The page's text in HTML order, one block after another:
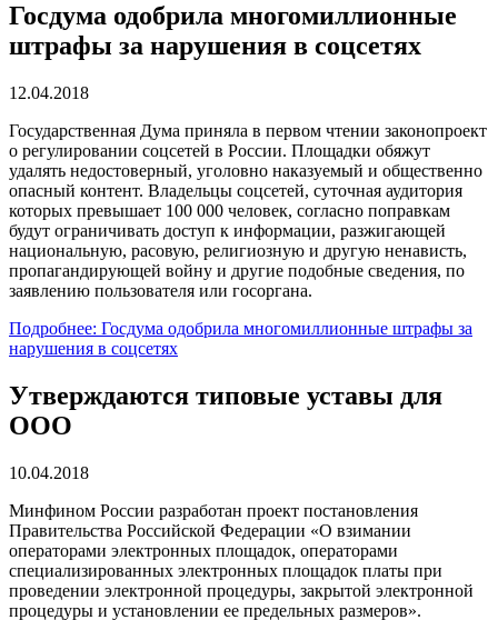
Госдума одобрила многомиллионные
штрафы за нарушения в соцсетях
12.04.2018
Государственная Дума приняла в первом чтении законопроект
о регулировании соцсетей в России. Площадки обяжут
удалять недостоверный, уголовно наказуемый и общественно
опасный контент. Владельцы соцсетей, суточная аудитория
которых превышает 100 000 человек, согласно поправкам
будут ограничивать доступ к информации, разжигающей
национальную, расовую, религиозную и другую ненависть,
пропагандирующей войну и другие подобные сведения, по
заявлению пользователя или госоргана.
Подробнее: Госдума одобрила многомиллионные штрафы за
нарушения в соцсетях
Утверждаются типовые уставы для
ООО
10.04.2018
Минфином России разработан проект постановления
Правительства Российской Федерации ‎«О взимании
операторами электронных площадок, операторами
специализированных электронных площадок платы при
проведении электронной процедуры, закрытой электронной
процедуры и установлении ее предельных размеров».